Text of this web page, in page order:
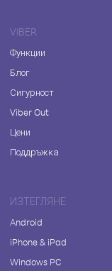
VIBER
Функции
Блог
Сигурност
Viber Out
Цени
Поддръжка
ИЗТЕГЛЯНЕ
Android
iPhone & iPad
Windows PC